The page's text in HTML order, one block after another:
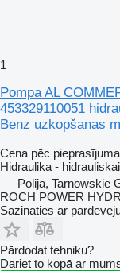
1
Pompa AL
453329110051
Benz uzkopšanas
Cena pēc pieprasījuma
Hidraulika -
Polija, Tarnowskie
ROCH POWER
Sazināties ar
Pārdodat tehniku?
Dariet to kopā ar